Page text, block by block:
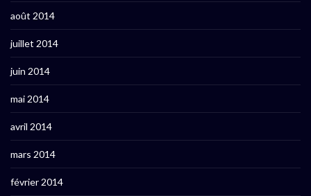
août 2014
juillet 2014
juin 2014
mai 2014
avril 2014
mars 2014
février 2014